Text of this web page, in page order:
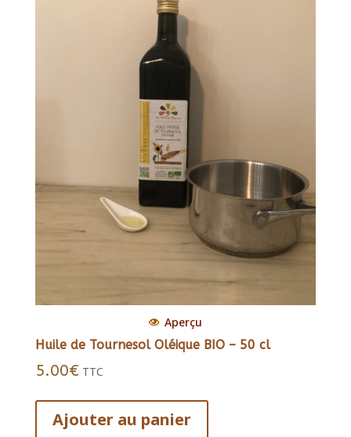
Aperçu
Huile de Tournesol Oléique BIO – 50 cl
5.00€ TTC
Ajouter au panier